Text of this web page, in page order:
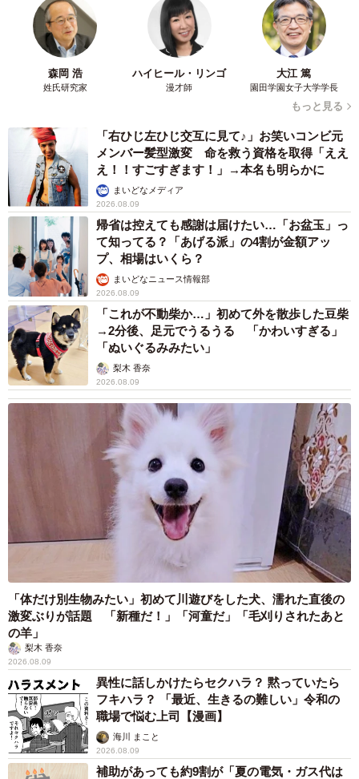
森岡 浩
姓氏研究家
ハイヒール・リンゴ
漫才師
大江 篤
園田学園女子大学学長
もっと見る
「右ひじ左ひじ交互に見て♪」お笑いコンビ元
メンバー髪型激変 命を救う資格を取得「ええ
え！！すごすぎます！」→本名も明らかに
まいどなメディア
2026.08.09
帰省は控えても感謝は届けたい…「お盆玉」っ
て知ってる？「あげる派」の4割が金額アッ
プ、相場はいくら？
まいどなニュース情報部
2026.08.09
「これが不動柴か…」初めて外を散歩した豆柴
→2分後、足元でうるうる 「かわいすぎる」
「ぬいぐるみみたい」
梨木 香奈
2026.08.09
「体だけ別生物みたい」初めて川遊びをした犬、濡れた直後の
激変ぶりが話題 「新種だ！」「河童だ」「毛刈りされたあと
の羊」
梨木 香奈
2026.08.09
異性に話しかけたらセクハラ？ 黙っていたら
フキハラ？ 「最近、生きるの難しい」令和の
職場で悩む上司【漫画】
海川 まこと
2026.08.09
補助があっても約9割が「夏の電気・ガス代は